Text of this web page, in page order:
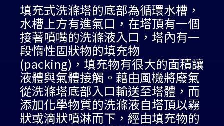
填充式洗滌塔的底部為循環水槽，
水槽上方有進氣口，在塔頂有一個
接著噴嘴的洗滌液入口，塔內有一
段惰性固狀物的填充物
(packing)，填充物有很大的面積讓
液體與氣體接觸。藉由風機將廢氣
從洗滌塔底部入口輸送至塔體，而
添加化學物質的洗滌液自塔頂以霧
狀或滴狀噴淋而下，經由填充物的